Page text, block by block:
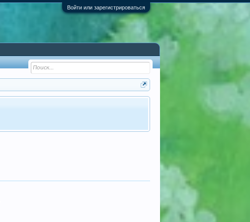
Войти или зарегистрироваться